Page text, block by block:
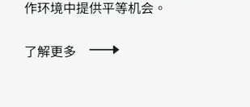
作环境中提供平等机会。
了解更多